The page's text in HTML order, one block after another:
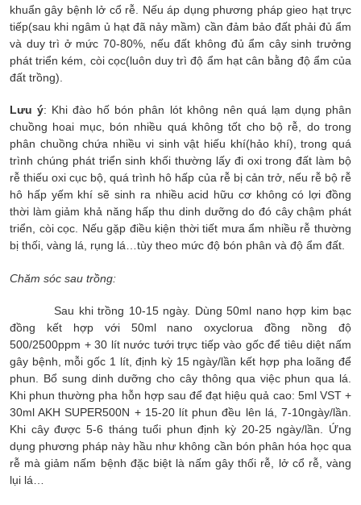
khuẩn gây bệnh lở cổ rễ. Nếu áp dụng phương pháp gieo hạt trực
tiếp(sau khi ngâm ủ hạt đã nảy mầm) cần đảm bảo đất phải đủ ẩm
và duy trì ở mức 70-80%, nếu đất không đủ ẩm cây sinh trưởng
phát triển kém, còi cọc(luôn duy trì độ ẩm hạt cân bằng độ ẩm của
đất trồng).
Lưu ý: Khi đào hố bón phân lót không nên quá lạm dụng phân
chuồng hoai mục, bón nhiều quá không tốt cho bộ rễ, do trong
phân chuồng chứa nhiều vi sinh vật hiếu khí(hảo khí), trong quá
trình chúng phát triển sinh khối thường lấy đi oxi trong đất làm bộ
rễ thiếu oxi cục bộ, quá trình hô hấp của rễ bị cản trở, nếu rễ bộ rễ
hô hấp yếm khí sẽ sinh ra nhiều acid hữu cơ không có lợi đồng
thời làm giảm khả năng hấp thu dinh dưỡng do đó cây chậm phát
triển, còi cọc. Nếu gặp điều kiện thời tiết mưa ẩm nhiều rễ thường
bị thối, vàng lá, rụng lá…tùy theo mức độ bón phân và độ ẩm đất.
Chăm sóc sau trồng:
Sau khi trồng 10-15 ngày. Dùng 50ml nano hợp kim bạc
đồng kết hợp với 50ml nano oxyclorua đồng nồng độ
500/2500ppm + 30 lít nước tưới trực tiếp vào gốc để tiêu diệt nấm
gây bệnh, mỗi gốc 1 lít, định kỳ 15 ngày/lần kết hợp pha loãng để
phun. Bổ sung dinh dưỡng cho cây thông qua việc phun qua lá.
Khi phun thường pha hỗn hợp sau để đạt hiệu quả cao: 5ml VST +
30ml AKH SUPER500N + 15-20 lít phun đều lên lá, 7-10ngày/lần.
Khi cây được 5-6 tháng tuổi phun định kỳ 20-25 ngày/lần. Ứng
dụng phương pháp này hầu như không cần bón phân hóa học qua
rễ mà giảm nấm bệnh đặc biệt là nấm gây thối rễ, lở cổ rễ, vàng
lụi lá…